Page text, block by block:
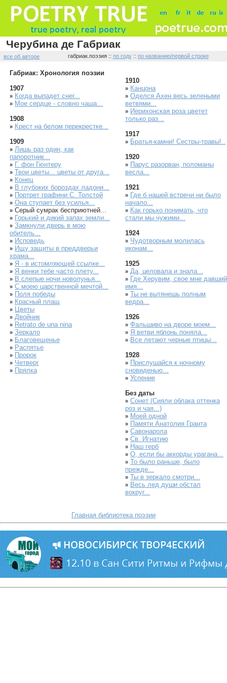
Черубина де Габриак
все об авторе габриак.поэзия :: по году:: по названию/первой строке
Габриак: Хронология поэзии
1907
» Когда выпадет снег...
» Мое сердце - словно чаша...
1908
» Крест на белом перекрестке...
1909
» Лишь раз один, как
папоротник...
» Г. фон Гюнтеру
» Твои цветы... цветы от друга...
» Конец
» В глубоких бороздах ладони...
» Портрет графини С. Толстой
» Она ступает без усилья...
» Серый сумрак бесприютней...
» Горький и дикий запах земли...
» Замкнули дверь в мою
обитель...
» Исповедь
» Ищу защиты в преддверьи
храма...
» Я - в истомляющей ссылке...
» Я венки тебе часто плету...
» В слепые ночи новолунья...
» С моею царственной мечтой...
» Поля победы
» Красный плащ
» Цветы
» Двойник
» Retrato de una nina
» Зеркало
» Благовещенье
» Распятье
» Пророк
» Четверг
» Прялка
1910
» Канцона
» Оделся Ахен весь зелеными
ветвями...
» Иерихонская роза цветет
только раз...
1917
» Братья-камни! Сестры-травы!..
1920
» Парус разорван, поломаны
весла...
1921
» Где б нашей встречи ни было
начало...
» Как горько понимать, что
стали мы чужими...
1924
» Чудотворным молилась
иконам...
1925
» Да, целовала и знала...
» Где Херувим, свое мне давший
имя...
» Ты не вытянешь полным
ведра...
1926
» Фальшиво на дворе моем...
» Я ветви яблонь поняла...
» Все летают черные птицы...
1928
» Прислушайся к ночному
сновиденью...
» Успение
Без даты
» Сонет (Сияли облака оттенка
роз и чая...)
» Моей одной
» Памяти Анатолия Гранта
» Савонарола
» Св. Игнатию
» Наш герб
» О, если бы аккорды урагана...
» То было раньше, было
прежде...
» Ты в зеркало смотри...
» Весь лед души обстал
вокруг...
Главная библиотека поэзии